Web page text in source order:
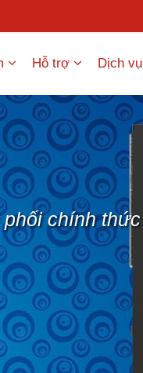
Hỗ trợ Dịch vụ
chính thức